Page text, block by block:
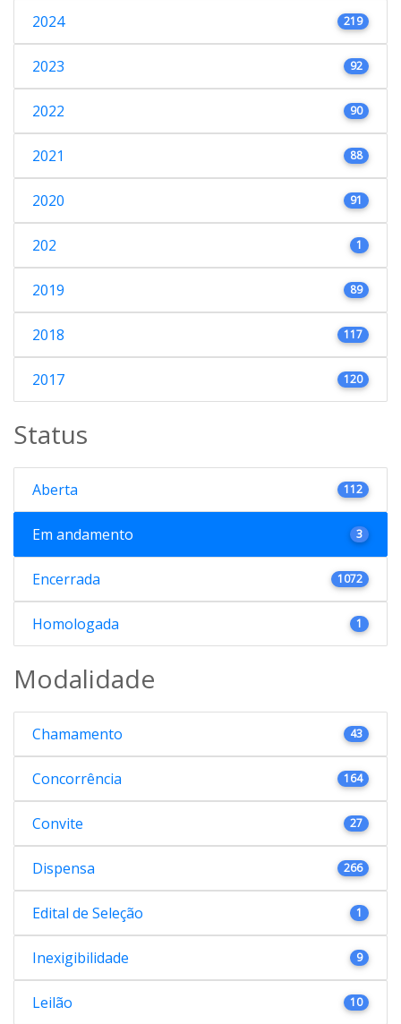
2024 219
2023 92
2022 90
2021 88
2020 91
202 1
2019 89
2018 117
2017 120
Status
Aberta 112
Em andamento 3
Encerrada 1072
Homologada 1
Modalidade
Chamamento 43
Concorrência 164
Convite 27
Dispensa 266
Edital de Seleção 1
Inexigibilidade 9
Leilão 10